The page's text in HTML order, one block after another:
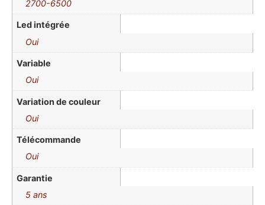
2700-6500
Led intégrée
Oui
Variable
Oui
Variation de couleur
Oui
Télécommande
Oui
Garantie
5 ans